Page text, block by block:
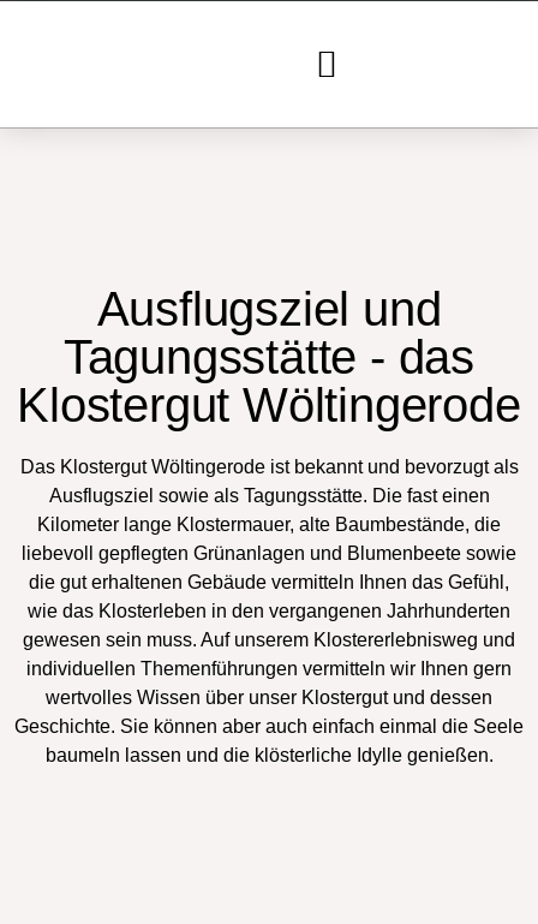
Ausflugsziel und
Tagungsstätte - das
Klostergut Wöltingerode
Das Klostergut Wöltingerode ist bekannt und bevorzugt als
Ausflugsziel sowie als Tagungsstätte. Die fast einen
Kilometer lange Klostermauer, alte Baumbestände, die
liebevoll gepflegten Grünanlagen und Blumenbeete sowie
die gut erhaltenen Gebäude vermitteln Ihnen das Gefühl,
wie das Klosterleben in den vergangenen Jahrhunderten
gewesen sein muss. Auf unserem Klostererlebnisweg und
individuellen Themenführungen vermitteln wir Ihnen gern
wertvolles Wissen über unser Klostergut und dessen
Geschichte. Sie können aber auch einfach einmal die Seele
baumeln lassen und die klösterliche Idylle genießen.